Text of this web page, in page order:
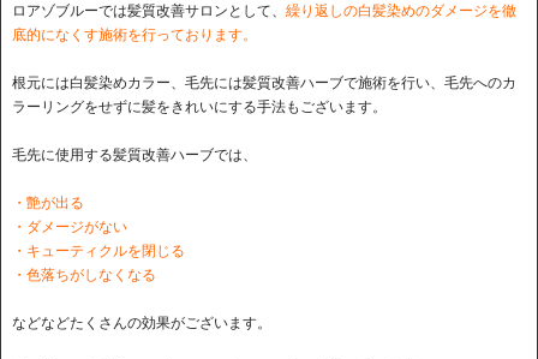
ロアゾブルーでは髪質改善サロンとして、 繰り返しの白髪染めのダメージを徹
底的になくす施術を行っております。
根元には白髪染めカラー、毛先には髪質改善ハーブで施術を行い、毛先へのカ
ラーリングをせずに髪をきれいにする手法もございます。
毛先に使用する髪質改善ハーブでは、
・艶が出る
・ダメージがない
・キューティクルを閉じる
・色落ちがしなくなる
などなどたくさんの効果がございます。